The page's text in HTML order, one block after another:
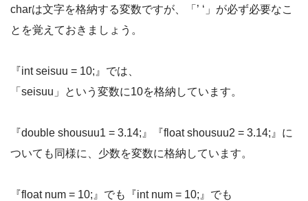
charは文字を格納する変数ですが、「’ ‘」が必ず必要なこ
とを覚えておきましょう。
『int seisuu = 10;』では、
「seisuu」という変数に10を格納しています。
『double shousuu1 = 3.14;』『float shousuu2 = 3.14;』に
ついても同様に、少数を変数に格納しています。
『float num = 10;』でも『int num = 10;』でも